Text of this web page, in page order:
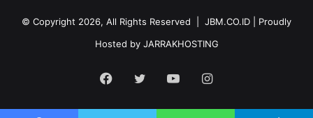
© Copyright 2026, All Rights Reserved | JBM.CO.ID | Proudly
Hosted by JARRAKHOSTING
Facebook
Twitter YouTubeInstagram